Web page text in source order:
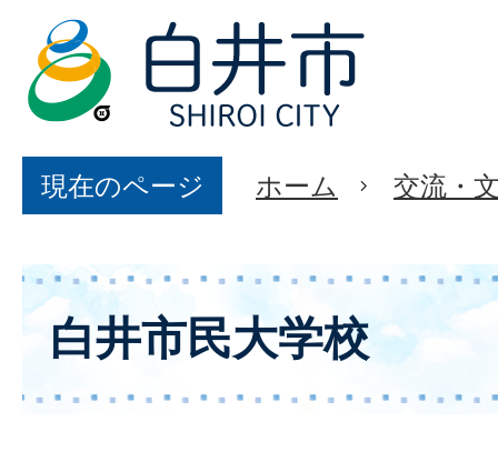
現在のページ ホーム 交流・
白井市民大学校